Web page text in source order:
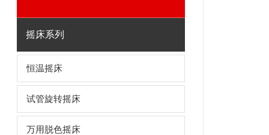
摇床系列
恒温摇床
试管旋转摇床
万用脱色摇床